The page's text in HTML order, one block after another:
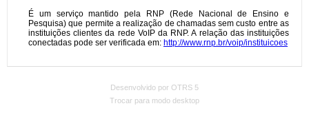
Desenvolvido por OTRS 5
Trocar para modo desktop